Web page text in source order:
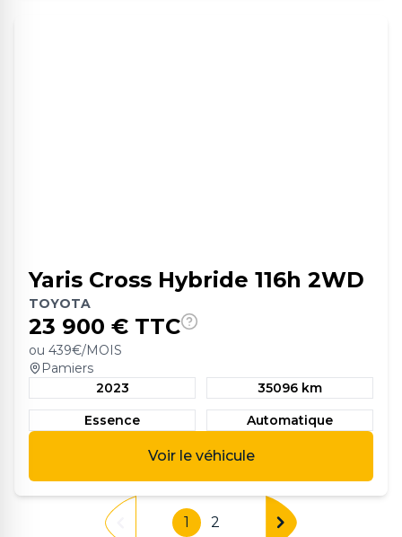
Yaris Cross Hybride 116h 2WD
TOYOTA
23 900 € TTC
ou 439€/MOIS
Pamiers
2023
35096 km
Essence
Automatique
Voir le véhicule
1 2